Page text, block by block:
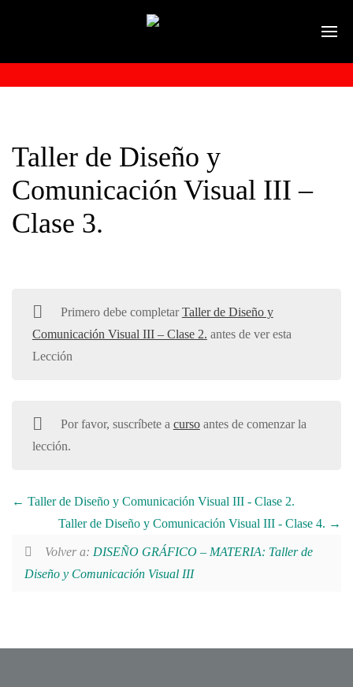
Taller de Diseño y
Comunicación Visual III –
Clase 3.
Primero debe completarTaller de Diseño y
Comunicación Visual III – Clase 2. antes de ver esta
Lección
Por favor, suscríbete a cursoantes de comenzar la
lección.
Taller de Diseño y Comunicación Visual III - Clase 2.
Taller de Diseño y Comunicación Visual III - Clase 4.
Volver a: DISEÑO GRÁFICO – MATERIA: Taller de
Diseño y Comunicación Visual III